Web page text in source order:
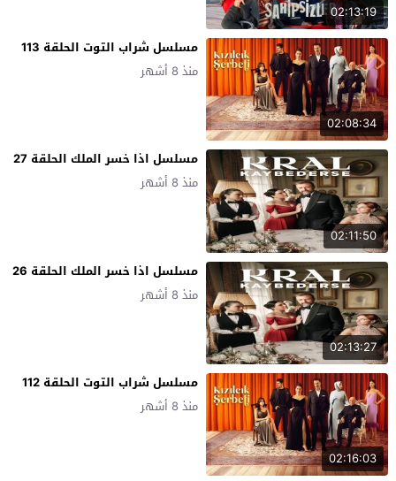
02:13:19
02:08:34
مسلسل شراب التوت الحلقة 113
منذ 8 أشهر
02:11:50
مسلسل اذا خسر الملك الحلقة 27
منذ 8 أشهر
02:13:27
مسلسل اذا خسر الملك الحلقة 26
منذ 8 أشهر
02:16:03
مسلسل شراب التوت الحلقة 112
منذ 8 أشهر